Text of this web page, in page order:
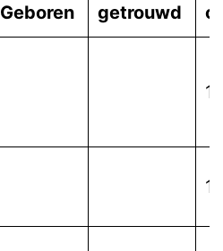
Geboren getrouwd